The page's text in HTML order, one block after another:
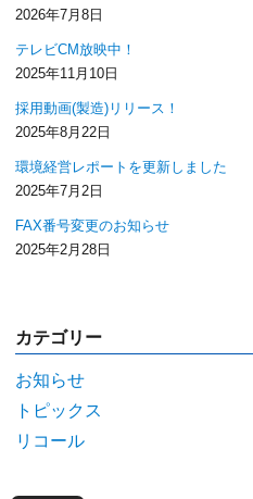
2026年7月8日
テレビCM放映中！
2025年11月10日
採用動画(製造)リリース！
2025年8月22日
環境経営レポートを更新しました
2025年7月2日
FAX番号変更のお知らせ
2025年2月28日
カテゴリー
お知らせ
トピックス
リコール